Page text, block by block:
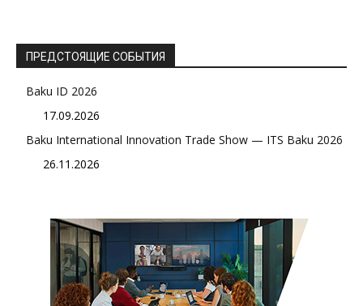
ПРЕДСТОЯЩИЕ СОБЫТИЯ
Baku ID 2026
17.09.2026
Baku International Innovation Trade Show — ITS Baku 2026
26.11.2026